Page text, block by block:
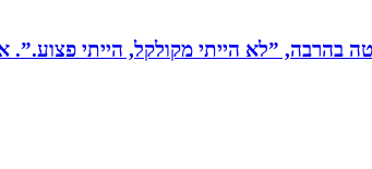
”לא הייתי מקולקל, הייתי פצוע.”.